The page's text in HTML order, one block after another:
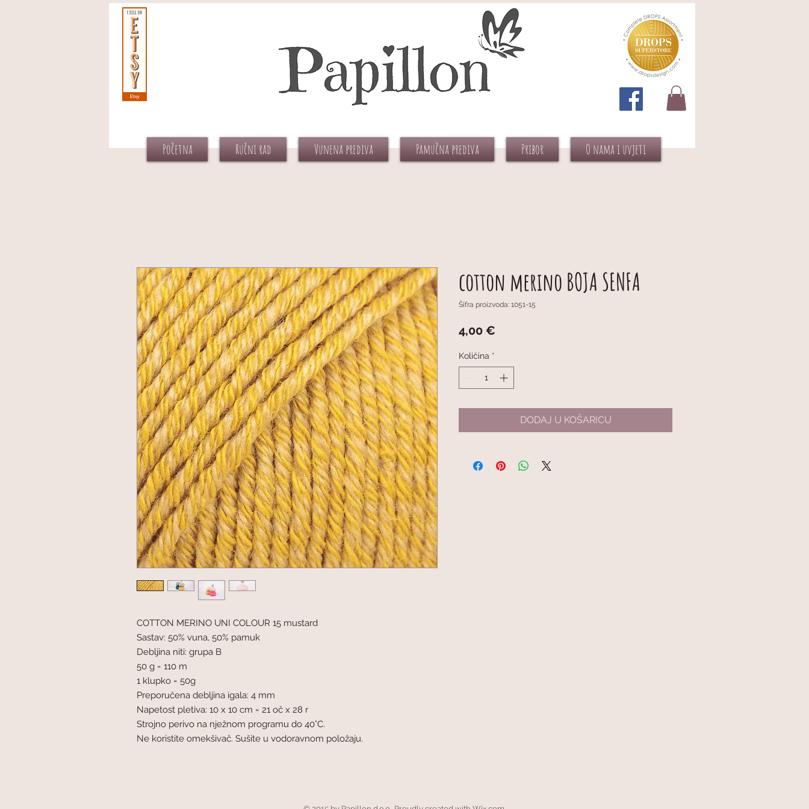
Početna Ručni rad Vunena prediva Pamučna prediva Pribor O nama i uvjeti
COTTON MERINO UNI COLOUR 15 mustard
Sastav: 50% vuna, 50% pamuk
Debljina niti: grupa B
50 g = 110 m
1 klupko = 50g
Preporučena debljina igala: 4 mm
Napetost pletiva: 10 x 10 cm = 21 oč x 28 r
Strojno perivo na nježnom programu do 40°C.
Ne koristite omekšivač. Sušite u vodoravnom položaju.
cotton merino BOJA SENFA
Šifra proizvoda: 1051-15
4,00 €
Količina *
DODAJ U KOŠARICU